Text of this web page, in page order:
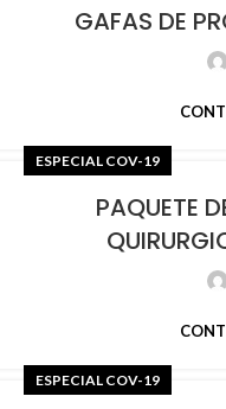
GAFAS DE
ESPECIAL COV-19
PAQUETE
ESPECIAL COV-19